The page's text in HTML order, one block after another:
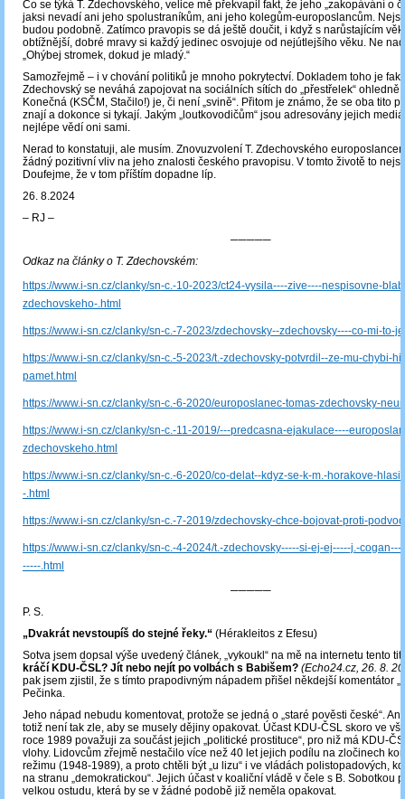
Co se týká T. Zdechovského, velice mě překvapil fakt, že jeho „zakopávání o
jaksi nevadí ani jeho spolustraníkům, ani jeho kolegům-europoslancům.
budou podobně. Zatímco pravopis se dá ještě doučit, i když s narůstajícím
obtížnější, dobré mravy si každý jedinec osvojuje od nejútlejšího věku. Ne
„Ohýbej stromek, dokud je mladý.“
Samozřejmě – i v chování politiků je mnoho pokrytectví. Dokladem toho je
Zdechovský se neváhá zapojovat na sociálních sítích do „přestřelek“ ohledně
Konečná (KSČM, Stačilo!) je, či není „svině“. Přitom je známo, že se oba tito
znají a dokonce si tykají. Jakým „loutkovodičům“ jsou adresovány jejich
nejlépe vědí oni sami.
Nerad to konstatuji, ale musím. Znovuzvolení T. Zdechovského
žádný pozitivní vliv na jeho znalosti českého pravopisu. V tomto životě to
Doufejme, že v tom příštím dopadne líp.
26. 8.2024
‒ RJ ‒
─────
Odkaz na články o T. Zdechovském:
https://www.i-sn.cz/clanky/sn-c.-10-2023/ct24-vysila----zive----nespisovne-
zdechovskeho-.html
https://www.i-sn.cz/clanky/sn-c.-7-2023/zdechovsky--zdechovsky----co-mi-to-
https://www.i-sn.cz/clanky/sn-c.-5-2023/t.-zdechovsky-potvrdil--ze-mu-chybi-
pamet.html
https://www.i-sn.cz/clanky/sn-c.-6-2020/europoslanec-tomas-zdechovsky-
https://www.i-sn.cz/clanky/sn-c.-11-2019/---predcasna-ejakulace----
zdechovskeho.html
https://www.i-sn.cz/clanky/sn-c.-6-2020/co-delat--kdyz-se-k-m.-horakove-
-.html
https://www.i-sn.cz/clanky/sn-c.-7-2019/zdechovsky-chce-bojovat-proti-
https://www.i-sn.cz/clanky/sn-c.-4-2024/t.-zdechovsky-----si-ej-ej-----j.-
-----.html
─────
P. S.
„Dvakrát nevstoupíš do stejné řeky.“ (Hérakleitos z Efesu)
Sotva jsem dopsal výše uvedený článek, „vykoukl“ na mě na internetu tento
kráčí KDU-ČSL? Jít nebo nejít po volbách s Babišem? (Echo24.cz, 26. 8.
pak jsem zjistil, že s tímto prapodivným nápadem přišel někdejší komentátor
Pečinka.
Jeho nápad nebudu komentovat, protože se jedná o „staré pověsti české“.
totiž není tak zle, aby se musely dějiny opakovat. Účast KDU-ČSL skoro ve
roce 1989 považuji za součást jejich „politické prostituce“, pro niž má KDU-
vlohy. Lidovcům zřejmě nestačilo více než 40 let jejich podílu na zločinech
režimu (1948-1989), a proto chtěli být „u lizu“ i ve vládách polistopadových,
na stranu „demokratickou“. Jejich účast v koaliční vládě v čele s B. Sobotkou
velkou ostudu, která by se v žádné podobě již neměla opakovat.